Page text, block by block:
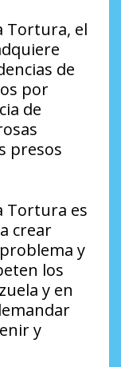
Tortura, el
de
por
de
presos
Tortura es
crear
y
los
y en
y